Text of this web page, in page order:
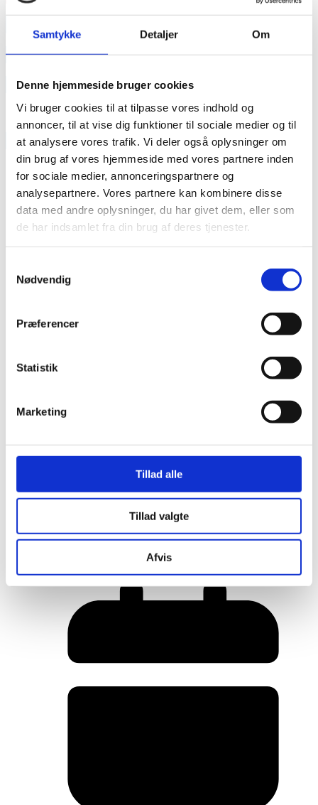
Samtykke Detaljer Om
Denne hjemmeside bruger cookies
Vi bruger cookies til at tilpasse vores indhold og
annoncer, til at vise dig funktioner til sociale medier og til
at analysere vores trafik. Vi deler også oplysninger om
din brug af vores hjemmeside med vores partnere inden
for sociale medier, annonceringspartnere og
analysepartnere. Vores partnere kan kombinere disse
data med andre oplysninger, du har givet dem, eller som
de har indsamlet fra din brug af deres tjenester.
Nødvendig
Præferencer
Statistik
Marketing
Tillad alle
Tillad valgte
Afvis
annonce
Like us
RAINBOW BUSINESS DENMARK
Her er alle vinderne fra årets Danish
Rainbow Awards